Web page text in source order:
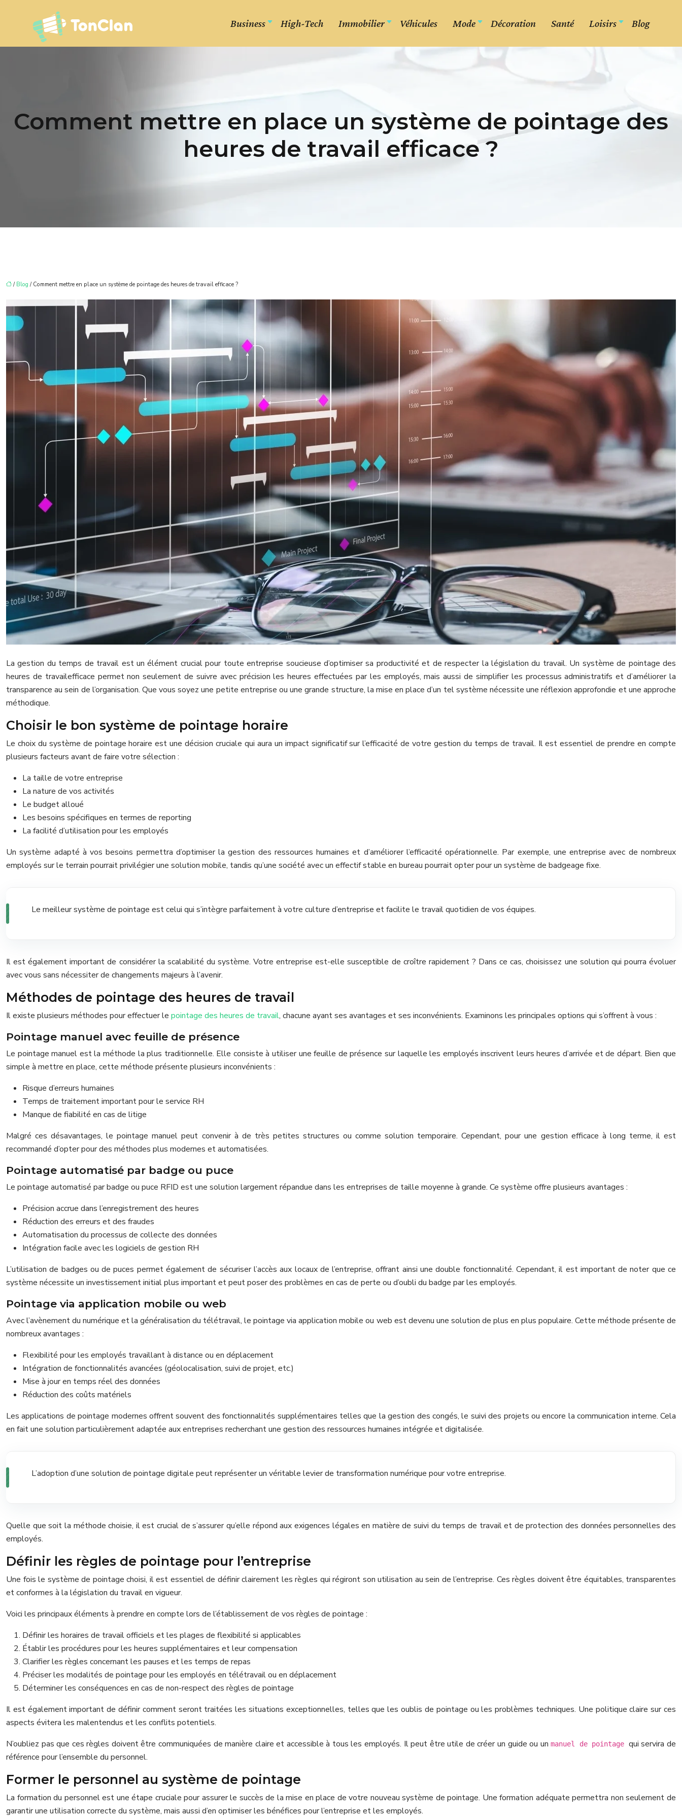
Business High-Tech Immobilier Véhicules Mode Décoration Santé Loisirs Blog
Comment mettre en place un système de pointage des
heures de travail efficace ?
/ Blog / Comment mettre en place un système de pointage des heures de travail efficace ?
La gestion du temps de travail est un élément crucial pour toute entreprise soucieuse d’optimiser sa productivité et de respecter la législation du travail. Un système de pointage des
heures de travailefficace permet non seulement de suivre avec précision les heures effectuées par les employés, mais aussi de simplifier les processus administratifs et d’améliorer la
transparence au sein de l’organisation. Que vous soyez une petite entreprise ou une grande structure, la mise en place d’un tel système nécessite une réflexion approfondie et une approche
méthodique.
Choisir le bon système de pointage horaire
Le choix du système de pointage horaire est une décision cruciale qui aura un impact significatif sur l’efficacité de votre gestion du temps de travail. Il est essentiel de prendre en compte
plusieurs facteurs avant de faire votre sélection :
La taille de votre entreprise
La nature de vos activités
Le budget alloué
Les besoins spécifiques en termes de reporting
La facilité d’utilisation pour les employés
Un système adapté à vos besoins permettra d’optimiser la gestion des ressources humaines et d’améliorer l’efficacité opérationnelle. Par exemple, une entreprise avec de nombreux
employés sur le terrain pourrait privilégier une solution mobile, tandis qu’une société avec un effectif stable en bureau pourrait opter pour un système de badgeage fixe.
Le meilleur système de pointage est celui qui s’intègre parfaitement à votre culture d’entreprise et facilite le travail quotidien de vos équipes.
Il est également important de considérer la scalabilité du système. Votre entreprise est-elle susceptible de croître rapidement ? Dans ce cas, choisissez une solution qui pourra évoluer
avec vous sans nécessiter de changements majeurs à l’avenir.
Méthodes de pointage des heures de travail
Il existe plusieurs méthodes pour effectuer le pointage des heures de travail, chacune ayant ses avantages et ses inconvénients. Examinons les principales options qui s’offrent à vous :
Pointage manuel avec feuille de présence
Le pointage manuel est la méthode la plus traditionnelle. Elle consiste à utiliser une feuille de présence sur laquelle les employés inscrivent leurs heures d’arrivée et de départ. Bien que
simple à mettre en place, cette méthode présente plusieurs inconvénients :
Risque d’erreurs humaines
Temps de traitement important pour le service RH
Manque de fiabilité en cas de litige
Malgré ces désavantages, le pointage manuel peut convenir à de très petites structures ou comme solution temporaire. Cependant, pour une gestion efficace à long terme, il est
recommandé d’opter pour des méthodes plus modernes et automatisées.
Pointage automatisé par badge ou puce
Le pointage automatisé par badge ou puce RFID est une solution largement répandue dans les entreprises de taille moyenne à grande. Ce système offre plusieurs avantages :
Précision accrue dans l’enregistrement des heures
Réduction des erreurs et des fraudes
Automatisation du processus de collecte des données
Intégration facile avec les logiciels de gestion RH
L’utilisation de badges ou de puces permet également de sécuriser l’accès aux locaux de l’entreprise, offrant ainsi une double fonctionnalité. Cependant, il est important de noter que ce
système nécessite un investissement initial plus important et peut poser des problèmes en cas de perte ou d’oubli du badge par les employés.
Pointage via application mobile ou web
Avec l’avènement du numérique et la généralisation du télétravail, le pointage via application mobile ou web est devenu une solution de plus en plus populaire. Cette méthode présente de
nombreux avantages :
Flexibilité pour les employés travaillant à distance ou en déplacement
Intégration de fonctionnalités avancées (géolocalisation, suivi de projet, etc.)
Mise à jour en temps réel des données
Réduction des coûts matériels
Les applications de pointage modernes offrent souvent des fonctionnalités supplémentaires telles que la gestion des congés, le suivi des projets ou encore la communication interne. Cela
en fait une solution particulièrement adaptée aux entreprises recherchant une gestion des ressources humaines intégrée et digitalisée.
L’adoption d’une solution de pointage digitale peut représenter un véritable levier de transformation numérique pour votre entreprise.
Quelle que soit la méthode choisie, il est crucial de s’assurer qu’elle répond aux exigences légales en matière de suivi du temps de travail et de protection des données personnelles des
employés.
Définir les règles de pointage pour l’entreprise
Une fois le système de pointage choisi, il est essentiel de définir clairement les règles qui régiront son utilisation au sein de l’entreprise. Ces règles doivent être équitables, transparentes
et conformes à la législation du travail en vigueur.
Voici les principaux éléments à prendre en compte lors de l’établissement de vos règles de pointage :
Définir les horaires de travail officiels et les plages de flexibilité si applicables
Établir les procédures pour les heures supplémentaires et leur compensation
Clarifier les règles concernant les pauses et les temps de repas
Préciser les modalités de pointage pour les employés en télétravail ou en déplacement
Déterminer les conséquences en cas de non-respect des règles de pointage
Il est également important de définir comment seront traitées les situations exceptionnelles, telles que les oublis de pointage ou les problèmes techniques. Une politique claire sur ces
aspects évitera les malentendus et les conflits potentiels.
N’oubliez pas que ces règles doivent être communiquées de manière claire et accessible à tous les employés. Il peut être utile de créer un guide ou unmanuel de pointage qui servira de
référence pour l’ensemble du personnel.
Former le personnel au système de pointage
La formation du personnel est une étape cruciale pour assurer le succès de la mise en place de votre nouveau système de pointage. Une formation adéquate permettra non seulement de
garantir une utilisation correcte du système, mais aussi d’en optimiser les bénéfices pour l’entreprise et les employés.